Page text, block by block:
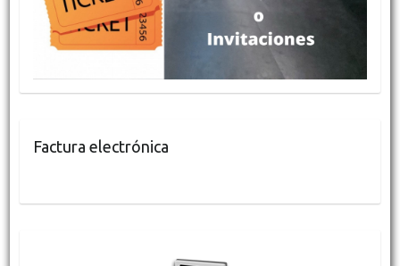
Factura electrónica